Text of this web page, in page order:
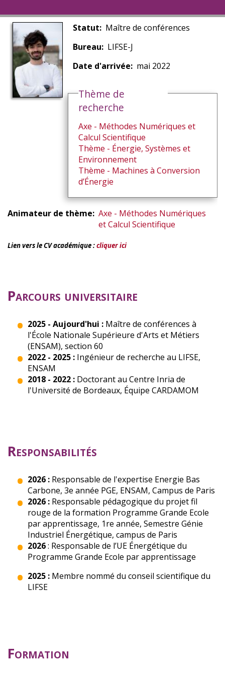
Statut
Maître de conférences
Bureau
LIFSE-J
Date d'arrivée
mai 2022
Thème de
recherche
Axe - Méthodes Numériques et
Calcul Scientifique
Thème - Énergie, Systèmes et
Environnement
Thème - Machines à Conversion
d’Énergie
Animateur de thème Axe - Méthodes Numériques
et Calcul Scientifique
Lien vers le CV académique :cliquer ici
Parcours universitaire
2025 - Aujourd'hui : Maître de conférences à
l'École Nationale Supérieure d'Arts et Métiers
(ENSAM), section 60
2022 - 2025 : Ingénieur de recherche au LIFSE,
ENSAM
2018 - 2022 : Doctorant au Centre Inria de
l'Université de Bordeaux, Équipe CARDAMOM
Responsabilités
2026 : Responsable de l'expertise Energie Bas
Carbone, 3e année PGE, ENSAM, Campus de Paris
2026 : Responsable pédagogique du projet fil
rouge de la formation Programme Grande Ecole
par apprentissage, 1re année, Semestre Génie
Industriel Énergétique, campus de Paris
2026: Responsable de l’UE Énergétique du
Programme Grande Ecole par apprentissage
2025 : Membre nommé du conseil scientifique du
LIFSE
Formation